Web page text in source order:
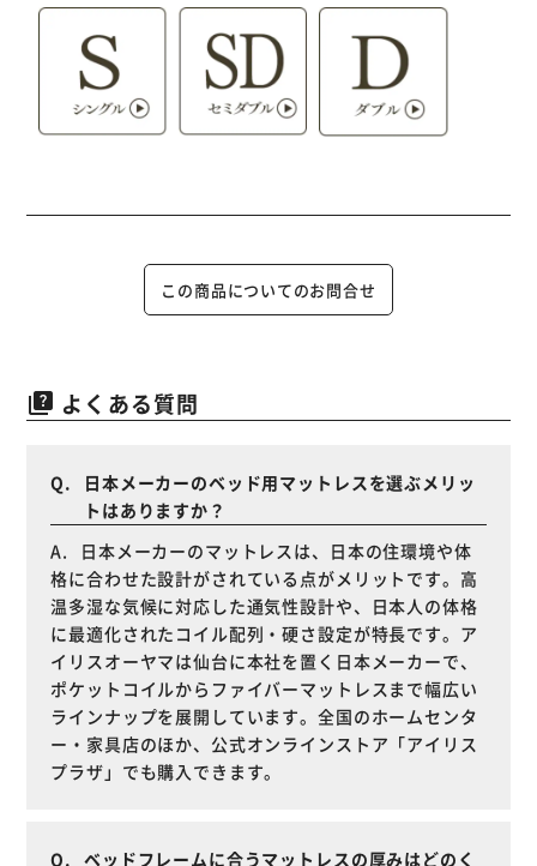
この商品についてのお問合せ
quiz よくある質問
日本メーカーのベッド用マットレスを選ぶメリッ
トはありますか？
日本メーカーのマットレスは、日本の住環境や体
格に合わせた設計がされている点がメリットです。高
温多湿な気候に対応した通気性設計や、日本人の体格
に最適化されたコイル配列・硬さ設定が特長です。ア
イリスオーヤマは仙台に本社を置く日本メーカーで、
ポケットコイルからファイバーマットレスまで幅広い
ラインナップを展開しています。全国のホームセンタ
ー・家具店のほか、公式オンラインストア「アイリス
プラザ」でも購入できます。
ベッドフレームに合うマットレスの厚みはどのく